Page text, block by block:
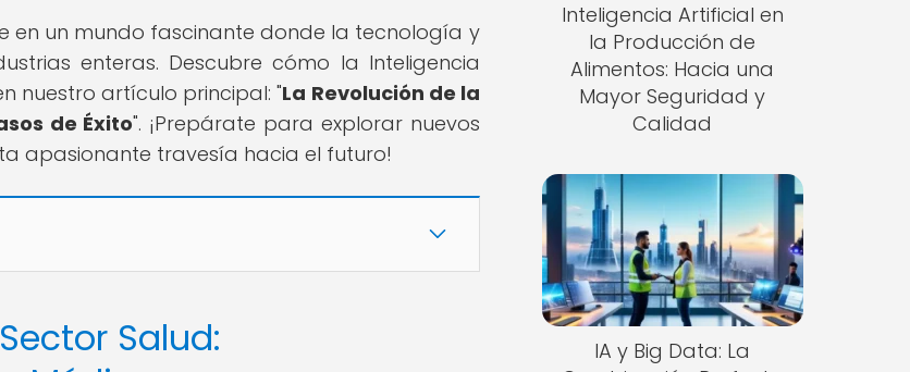
en un mundo fascinante donde la tecnología y
enteras. Descubre cómo la Inteligencia
nuestro artículo principal: "La Revolución de la
de Éxito". ¡Prepárate para explorar nuevos
apasionante travesía hacia el futuro!
Salud:
Inteligencia Artificial en
la Producción de
Alimentos: Hacia una
Mayor Seguridad y
Calidad
IA y Big Data: La